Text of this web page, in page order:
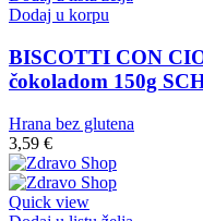
Dodaj u korpu
BISCOTTI CON
čokoladom 150g
Hrana bez glutena
3,59 €
Quick view